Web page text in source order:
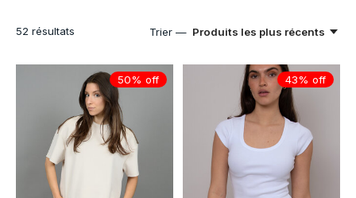
52 résultats Trier — Produits les plus récents
50% off 43% off